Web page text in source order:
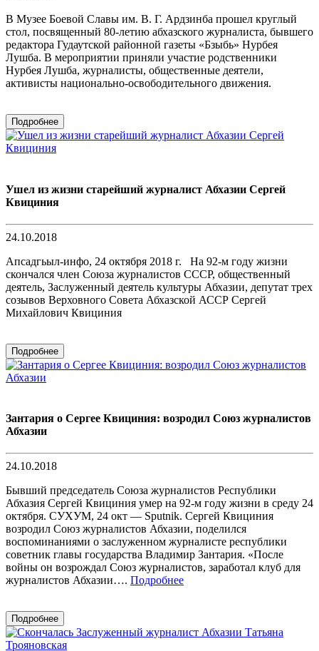
В Музее Боевой Славы им. В. Г. Ардзинба прошел круглый
стол, посвященный 80-летию абхазского журналиста, бывшего
редактора Гудаутской районной газеты «Бзыбь» Нурбея
Лушба. В мероприятии приняли участие родственники
Нурбея Лушба, журналисты, общественные деятели,
активисты национально-освободительного движения.
Подробнее
Ушел из жизни старейший журналист Абхазии Сергей
Квициния
24.10.2018
Апсадгьыл-инфо, 24 октября 2018 г. На 92-м году жизни
скончался член Союза журналистов СССР, общественный
деятель, Заслуженный деятель культуры Абхазии, депутат трех
созывов Верховного Совета Абхазской АССР Сергей
Михайлович Квициния
Подробнее
Зантария о Сергее Квициния: возродил Союз журналистов
Абхазии
24.10.2018
Бывший председатель Союза журналистов Республики
Абхазия Сергей Квициния умер на 92-м году жизни в среду 24
октября. СУХУМ, 24 окт — Sputnik. Сергей Квициния
возродил Союз журналистов Абхазии, поделился
воспоминаниями о заслуженном журналисте республики
советник главы государства Владимир Зантария. «После
войны он возрождал Союз журналистов, заработал клуб для
журналистов Абхазии…. Подробнее
Подробнее